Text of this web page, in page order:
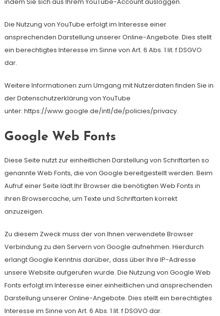
Die Nutzung von YouTube erfolgt im Interesse einer
ansprechenden Darstellung unserer Online-Angebote. Dies stellt
ein berechtigtes Interesse im Sinne von Art. 6 Abs. 1 lit. f DSGVO
dar.
Weitere Informationen zum Umgang mit Nutzerdaten finden Sie in
der Datenschutzerklärung von YouTube
unter: https://www.google.de/intl/de/policies/privacy.
Google Web Fonts
Diese Seite nutzt zur einheitlichen Darstellung von Schriftarten so
genannte Web Fonts, die von Google bereitgestellt werden. Beim
Aufruf einer Seite lädt Ihr Browser die benötigten Web Fonts in
ihren Browsercache, um Texte und Schriftarten korrekt
anzuzeigen.
Zu diesem Zweck muss der von Ihnen verwendete Browser
Verbindung zu den Servern von Google aufnehmen. Hierdurch
erlangt Google Kenntnis darüber, dass über Ihre IP-Adresse
unsere Website aufgerufen wurde. Die Nutzung von Google Web
Fonts erfolgt im Interesse einer einheitlichen und ansprechenden
Darstellung unserer Online-Angebote. Dies stellt ein berechtigtes
Interesse im Sinne von Art. 6 Abs. 1 lit. f DSGVO dar.